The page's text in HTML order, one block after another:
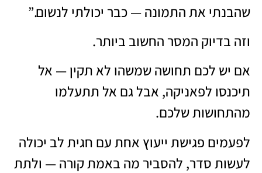
שהבנתי את התמונה — כבר יכולתי לנשום.”
וזה בדיוק המסר החשוב ביותר.
אם יש לכם תחושה שמשהו לא תקין — אל
תיכנסו לפאניקה, אבל גם אל תתעלמו
מהתחושות שלכם.
לפעמים פגישת ייעוץ אחת עם חגית לב יכולה
לעשות סדר, להסביר מה באמת קורה — ולתת